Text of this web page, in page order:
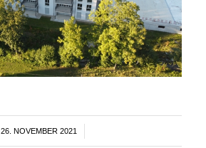
26. NOVEMBER 2021
/